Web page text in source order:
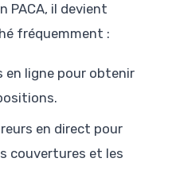
PACA, il devient
fréquemment :
en ligne pour obtenir
en direct pour
couvertures et les